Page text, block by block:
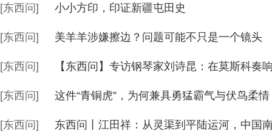
[东西问] 小小方印，印证新疆屯田史
[东西问] 美羊羊涉嫌擦边？问题可能不只是一个镜头
[东西问] 【东西问】专访钢琴家刘诗昆：在莫斯科奏
[东西问] 这件“青铜虎”，为何兼具勇猛霸气与伏鸟柔情
[东西问] 东西问丨江田祥：从灵渠到平陆运河，中国